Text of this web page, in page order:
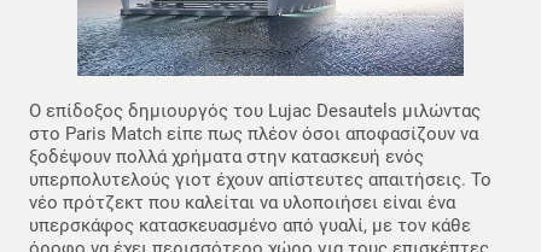
Ο επίδοξος δημιουργός του Lujac Desautels μιλώντας
στο Paris Match είπε πως πλέον όσοι αποφασίζουν να
ξοδέψουν πολλά χρήματα στην κατασκευή ενός
υπερπολυτελούς γιοτ έχουν απίστευτες απαιτήσεις. Το
νέο πρότζεκτ που καλείται να υλοποιήσει είναι ένα
υπερσκάφος κατασκευασμένο από γυαλί, με τον κάθε